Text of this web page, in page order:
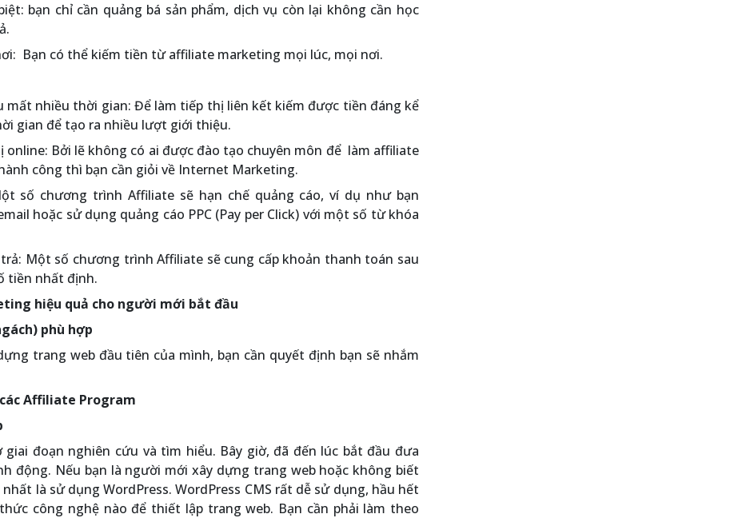
bạn chỉ cần quảng bá sản phẩm, dịch vụ còn lại không cần học
Bạn có thể kiếm tiền từ affiliate marketing mọi lúc, mọi nơi.
mất nhiều thời gian: Để làm tiếp thị liên kết kiếm được tiền đáng kể
gian để tạo ra nhiều lượt giới thiệu.
online: Bởi lẽ không có ai được đào tạo chuyên môn để làm affiliate
công thì bạn cần giỏi về Internet Marketing.
số chương trình Affiliate sẽ hạn chế quảng cáo, ví dụ như bạn
hoặc sử dụng quảng cáo PPC (Pay per Click) với một số từ khóa
Một số chương trình Affiliate sẽ cung cấp khoản thanh toán sau
tiền nhất định.
hiệu quả cho người mới bắt đầu
phù hợp
trang web đầu tiên của mình, bạn cần quyết định bạn sẽ nhắm
Affiliate Program
đoạn nghiên cứu và tìm hiểu. Bây giờ, đã đến lúc bắt đầu đưa
động. Nếu bạn là người mới xây dựng trang web hoặc không biết
là sử dụng WordPress. WordPress CMS rất dễ sử dụng, hầu hết
công nghệ nào để thiết lập trang web. Bạn cần phải làm theo